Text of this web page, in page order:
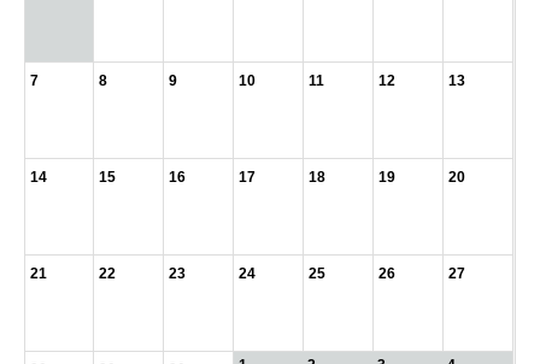
7 8 9 10 11 12 13
14 15 16 17 18 19 20
21 22 23 24 25 26 27